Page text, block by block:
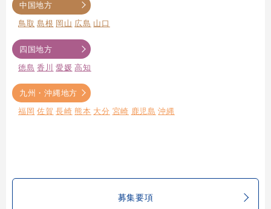
中国地方
鳥取 島根 岡山 広島 山口
四国地方
徳島 香川 愛媛 高知
九州・沖縄地方
福岡 佐賀 長崎 熊本 大分 宮崎 鹿児島 沖縄
募集要項